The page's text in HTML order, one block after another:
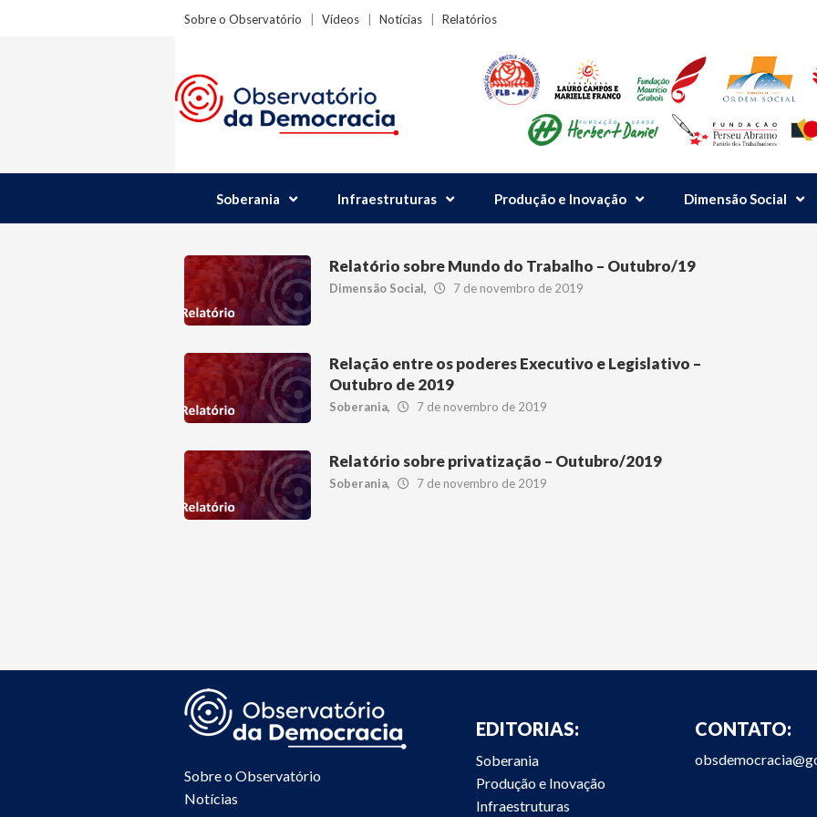
Sobre o Observatório Vídeos Notícias Relatórios
Soberania Infraestruturas Produção e Inovação Dimensão Social
Relatório sobre Mundo do Trabalho – Outubro/19
Dimensão Social 7 de novembro de 2019
Relação entre os poderes Executivo e Legislativo –
Outubro de 2019
Soberania 7 de novembro de 2019
Relatório sobre privatização – Outubro/2019
Soberania 7 de novembro de 2019
Sobre o Observatório
Notícias
EDITORIAS:
Soberania
Produção e Inovação
Infraestruturas
CONTATO: